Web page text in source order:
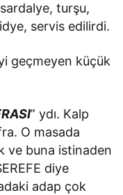
turşu,
servis edilirdi.
geçmeyen küçük
” ydı. Kalp
O masada
ve buna istinaden
diye
adap çok